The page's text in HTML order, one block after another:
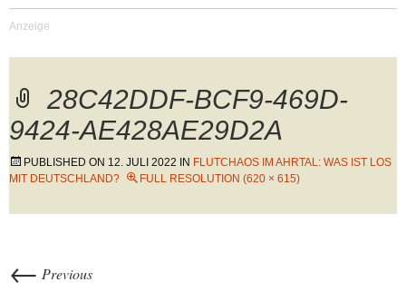
28C42DDF-BCF9-469D-
9424-AE428AE29D2A
PUBLISHED ON 12. JULI 2022 IN FLUTCHAOS IM AHRTAL: WAS IST LOS
MIT DEUTSCHLAND?
FULL RESOLUTION (620 × 615)
← Previous